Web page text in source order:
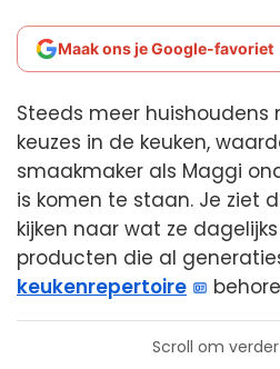
Maak ons je Google-favoriet
Steeds meer huishoudens
keuzes in de keuken,
smaakmaker als Maggi
is komen te staan. Je ziet
kijken naar wat ze
producten die al
keukenrepertoire
Scroll om